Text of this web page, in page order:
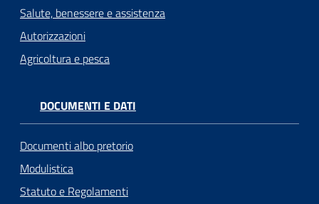
Salute, benessere e assistenza
Autorizzazioni
Agricoltura e pesca
DOCUMENTI E DATI
Documenti albo pretorio
Modulistica
Statuto e Regolamenti